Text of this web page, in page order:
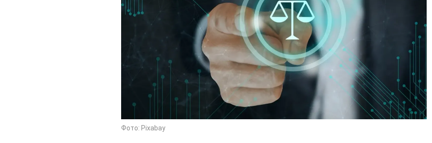
Фото: Pixabay